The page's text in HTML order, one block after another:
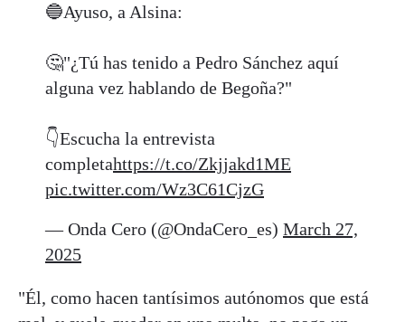
🔵Ayuso, a Alsina:
🤔"¿Tú has tenido a Pedro Sánchez aquí
alguna vez hablando de Begoña?"
👇Escucha la entrevista
completahttps://t.co/Zkjjakd1ME
pic.twitter.com/Wz3C61CjzG
— Onda Cero (@OndaCero_es) March 27,
2025
"Él, como hacen tantísimos autónomos que está